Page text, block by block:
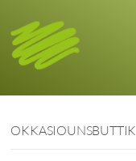
OKKASIOUNSBUTTIK